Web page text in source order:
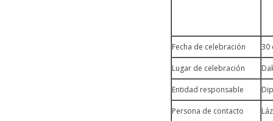
Fecha de celebración 30
Lugar de celebración
Entidad responsable
Persona de contacto